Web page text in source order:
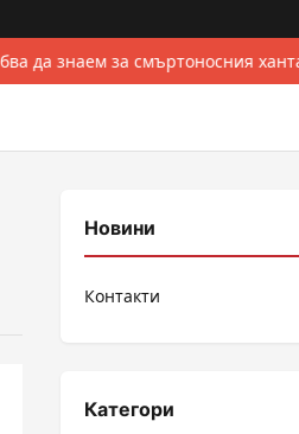
да знаем за смъртоносния
Новини
Контакти
Категори